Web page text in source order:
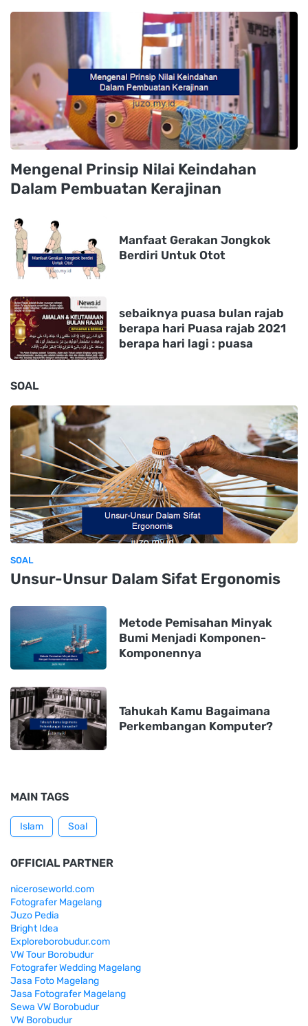
Mengenal Prinsip Nilai Keindahan
Dalam Pembuatan Kerajinan
Manfaat Gerakan Jongkok
Berdiri Untuk Otot
sebaiknya puasa bulan rajab
berapa hari Puasa rajab 2021
berapa hari lagi : puasa
SOAL
SOAL
Unsur-Unsur Dalam Sifat Ergonomis
Metode Pemisahan Minyak
Bumi Menjadi Komponen-
Komponennya
Tahukah Kamu Bagaimana
Perkembangan Komputer?
MAIN TAGS
Islam Soal
OFFICIAL PARTNER
niceroseworld.com
Fotografer Magelang
Juzo Pedia
Bright Idea
Exploreborobudur.com
VW Tour Borobudur
Fotografer Wedding Magelang
Jasa Foto Magelang
Jasa Fotografer Magelang
Sewa VW Borobudur
VW Borobudur